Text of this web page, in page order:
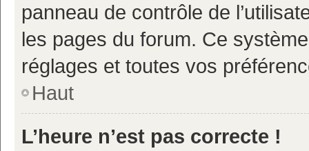
panneau de contrôle de
les pages du forum. Ce
réglages et toutes vos
Haut
L’heure n’est pas correcte !